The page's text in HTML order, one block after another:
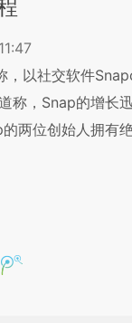
以社交软件
称，Snap的增
两位创始人拥有